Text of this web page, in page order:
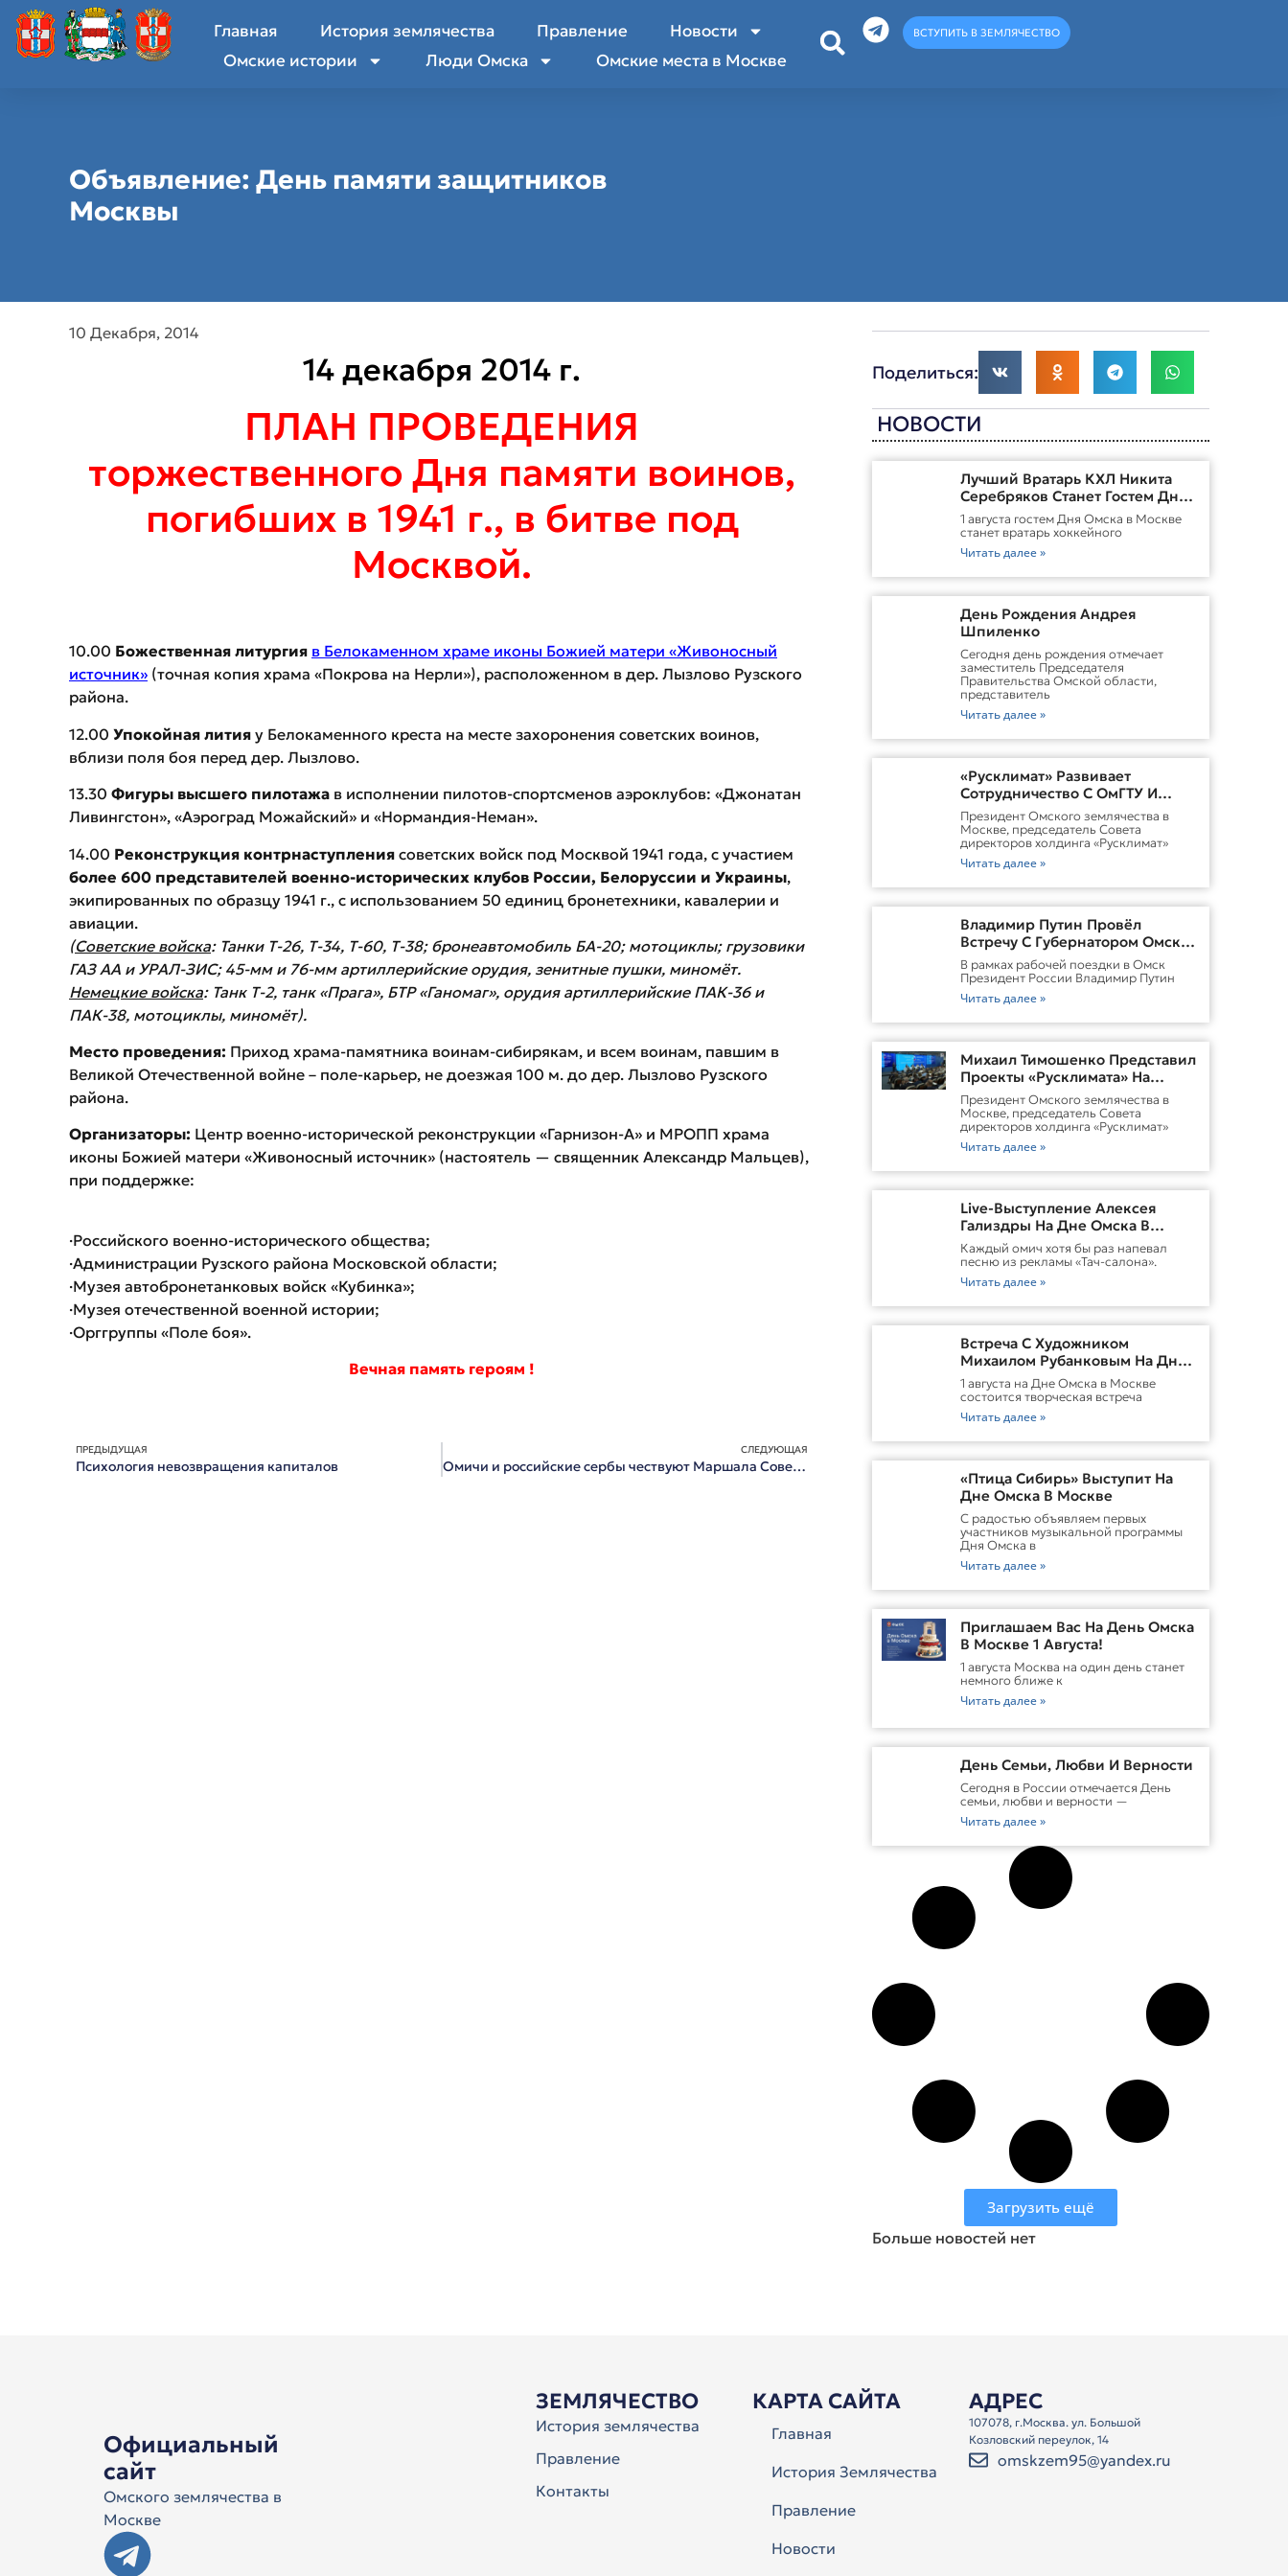
Главная История землячества Правление
Новости
Омские истории
Люди Омска Омские места в Москве
ВСТУПИТЬ В ЗЕМЛЯЧЕСТВО
Объявление: День памяти защитников
Москвы
10 Декабря, 2014
14 декабря 2014 г.
ПЛАН ПРОВЕДЕНИЯ
торжественного Дня памяти воинов,
погибших в 1941 г., в битве под
Москвой.
10.00 Божественная литургия в Белокаменном храме иконы Божией матери «Живоносный
источник» (точная копия храма «Покрова на Нерли»), расположенном в дер. Лызлово Рузского
района.
12.00 Упокойная лития у Белокаменного креста на месте захоронения советских воинов,
вблизи поля боя перед дер. Лызлово.
13.30 Фигуры высшего пилотажа в исполнении пилотов-спортсменов аэроклубов: «Джонатан
Ливингстон», «Аэроград Можайский» и «Нормандия-Неман».
14.00 Реконструкция контрнаступления советских войск под Москвой 1941 года, с участием
более 600 представителей военно-исторических клубов России, Белоруссии и Украины,
экипированных по образцу 1941 г., с использованием 50 единиц бронетехники, кавалерии и
авиации.
(Советские войска: Танки Т-26, Т-34, Т-60, Т-38; бронеавтомобиль БА-20; мотоциклы; грузовики
ГАЗ АА и УРАЛ-ЗИС; 45-мм и 76-мм артиллерийские орудия, зенитные пушки, миномёт.
Немецкие войска: Танк Т-2, танк «Прага», БТР «Ганомаг», орудия артиллерийские ПАК-36 и
ПАК-38, мотоциклы, миномёт).
Место проведения: Приход храма-памятника воинам-сибирякам, и всем воинам, павшим в
Великой Отечественной войне – поле-карьер, не доезжая 100 м. до дер. Лызлово Рузского
района.
Организаторы: Центр военно-исторической реконструкции «Гарнизон-А» и МРОПП храма
иконы Божией матери «Живоносный источник» (настоятель — священник Александр Мальцев),
при поддержке:
·Российского военно-исторического общества;
​·Администрации Рузского района Московской области;
​·Музея автобронетанковых войск «Кубинка»;
​·Музея отечественной военной истории;
​·Орггруппы «Поле боя».
Вечная память героям !
ПРЕДЫДУЩАЯ
Психология невозвращения капиталов
СЛЕДУЮЩАЯ
Омичи и российские сербы чествуют Маршала Советского Союза
Поделиться:
НОВОСТИ
Лучший Вратарь КХЛ Никита
Серебряков Станет Гостем Дня
Омска В Москве
1 августа гостем Дня Омска в Москве
станет вратарь хоккейного
Читать далее »
День Рождения Андрея
Шпиленко
Cегодня день рождения отмечает
заместитель Председателя
Правительства Омской области,
представитель
Читать далее »
«Русклимат» Развивает
Сотрудничество С ОмГТУ И
Участвует В Обновлении
Городской Среды Омска
Президент Омского землячества в
Москве, председатель Совета
директоров холдинга «Русклимат»
Читать далее »
Владимир Путин Провёл
Встречу С Губернатором Омской
Области Виталием
ХоценкоИсточник
В рамках рабочей поездки в Омск
Президент России Владимир Путин
Читать далее »
Михаил Тимошенко Представил
Проекты «Русклимата» На
Форуме России И Казахстана
Президент Омского землячества в
Москве, председатель Совета
директоров холдинга «Русклимат»
Читать далее »
Live-Выступление Алексея
Гализдры На Дне Омска В
Москве
Каждый омич хотя бы раз напевал
песню из рекламы «Тач-салона».
Читать далее »
Встреча С Художником
Михаилом Рубанковым На Дне
Омска В Москве
1 августа на Дне Омска в Москве
состоится творческая встреча
Читать далее »
«Птица Сибирь» Выступит На
Дне Омска В Москве
С радостью объявляем первых
участников музыкальной программы
Дня Омска в
Читать далее »
Приглашаем Вас На День Омска
В Москве 1 Августа!
1 августа Москва на один день станет
немного ближе к
Читать далее »
День Семьи, Любви И Верности
Сегодня в России отмечается День
семьи, любви и верности —
Читать далее »
Загрузить ещё
Больше новостей нет
Официальный
сайт
Омского землячества в
Москве
ЗЕМЛЯЧЕСТВО
История землячества
Правление
Контакты
КАРТА САЙТА
Главная
История Землячества
Правление
Новости
АДРЕС
107078, г.Москва. ул. Большой
Козловский переулок, 14
omskzem95@yandex.ru